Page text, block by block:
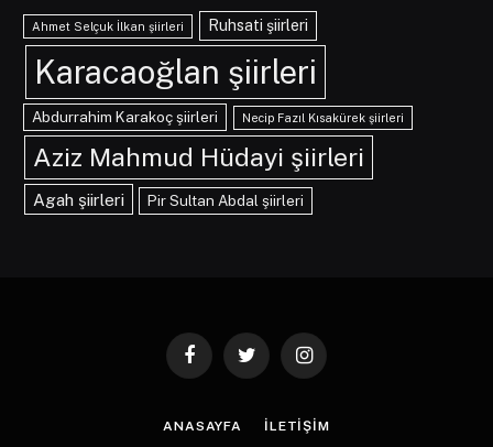
Ahmet Selçuk İlkan şiirleri Ruhsati şiirleri
Karacaoğlan şiirleri
Abdurrahim Karakoç şiirleri Necip Fazıl Kısakürek şiirleri
Aziz Mahmud Hüdayi şiirleri
Agah şiirleri Pir Sultan Abdal şiirleri
FacebookTwitter Instagram
ANASAYFA İLETIŞIM